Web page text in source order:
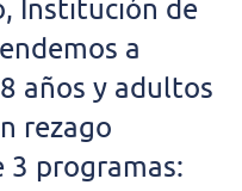
Institución de
a
años y adultos
rezago
3 programas: